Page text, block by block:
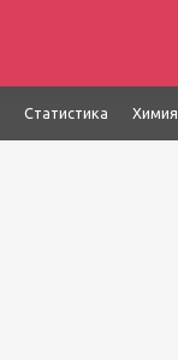
Статистика Химия